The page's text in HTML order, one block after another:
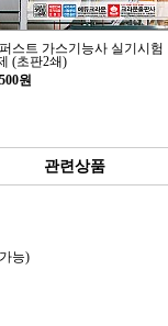
스트 가스기능사 실기시험
(초판2쇄)
원
관련상품
능)